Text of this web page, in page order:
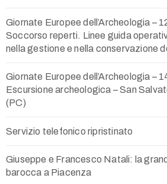
Giornate Europee dell’Archeologia –
Soccorso reperti. Linee guida
nella gestione e nella conservazione
Giornate Europee dell’Archeologia –
Escursione archeologica – San
(PC)
Servizio telefonico ripristinato
Giuseppe e Francesco Natali: la
barocca a Piacenza